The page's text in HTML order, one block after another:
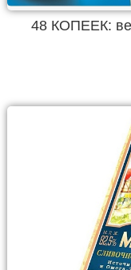
48 КОПЕЕК: